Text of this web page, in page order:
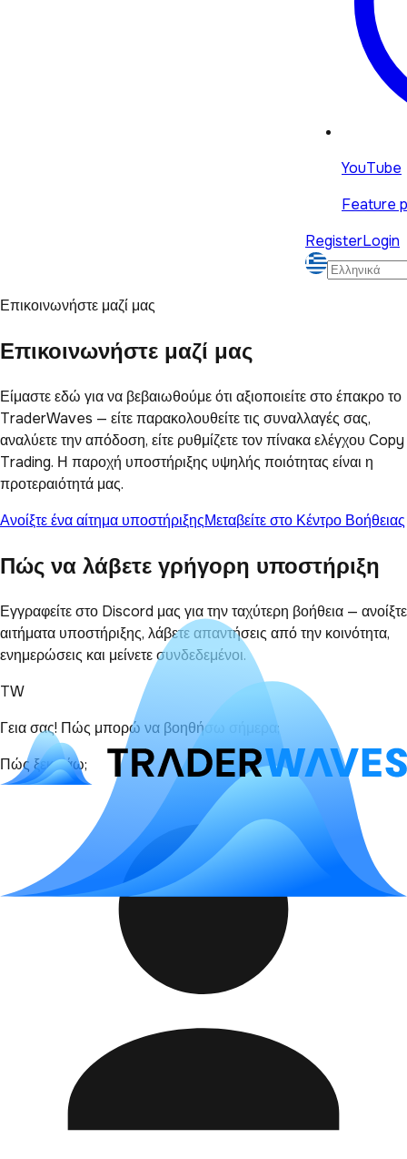
YouTube
Feature
RegisterLogin
Επικοινωνήστε μαζί μας
Επικοινωνήστε μαζί μας
Είμαστε εδώ για να βεβαιωθούμε ότι αξιοποιείτε στο έπακρο το
TraderWaves — είτε παρακολουθείτε τις συναλλαγές σας,
αναλύετε την απόδοση, είτε ρυθμίζετε τον πίνακα ελέγχου Copy
Trading. Η παροχή υποστήριξης υψηλής ποιότητας είναι η
προτεραιότητά μας.
Ανοίξτε ένα αίτημα υποστήριξηςΜεταβείτε στο Κέντρο Βοήθειας
Πώς να λάβετε γρήγορη υποστήριξη
Εγγραφείτε στο Discord μας για την ταχύτερη βοήθεια — ανοίξτε
αιτήματα υποστήριξης, λάβετε απαντήσεις από την κοινότητα,
ενημερώσεις και μείνετε συνδεδεμένοι.
TW
Γεια σας! Πώς μπορώ να βοηθήσω σήμερα;
Πώς ξεκινάω;